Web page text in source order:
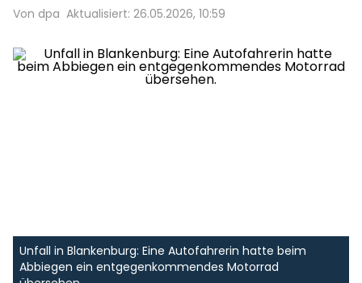
Von dpa Aktualisiert: 26.05.2026, 10:59
Unfall in Blankenburg: Eine Autofahrerin hatte beim
Abbiegen ein entgegenkommendes Motorrad